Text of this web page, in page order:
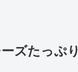
ズたっぷり